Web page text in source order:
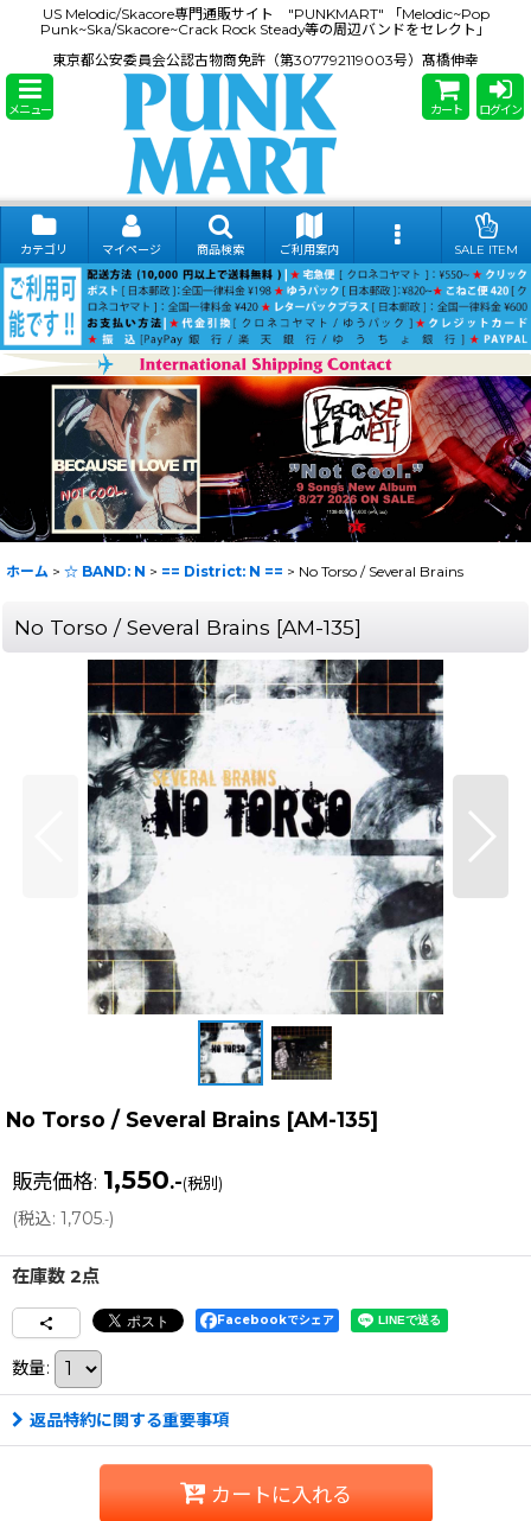
US Melodic/Skacore専門通販サイト "PUNKMART" 「Melodic~Pop
Punk~Ska/Skacore~Crack Rock Steady等の周辺バンドをセレクト」
東京都公安委員会公認古物商免許（第307792119003号）髙橋伸幸
メニュー カート ログイン
カテゴリ マイページ 商品検索 ご利用案内 SALE ITEM
ホーム > ☆ BAND: N > == District: N == > No Torso / Several Brains
No Torso / Several Brains [AM-135]
No Torso / Several Brains [AM-135]
販売価格: 1,550.-(税別)
(税込: 1,705.-)
在庫数 2点
Facebookでシェア
数量:
返品特約に関する重要事項
カートに入れる